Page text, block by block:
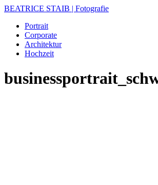
BEATRICE STAIB | Fotografie
Portrait
Corporate
Architektur
Hochzeit